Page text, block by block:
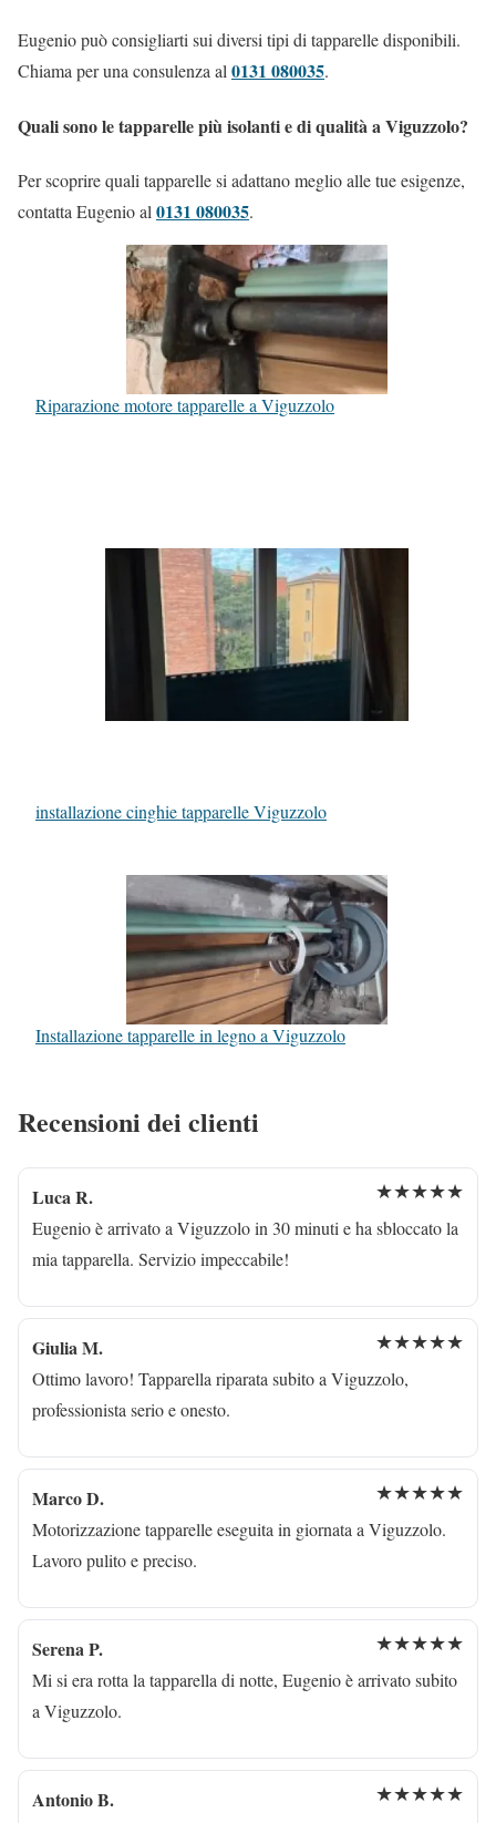
Eugenio può consigliarti sui diversi tipi di tapparelle disponibili.
Chiama per una consulenza al0131 080035.
Quali sono le tapparelle più isolanti e di qualità a Viguzzolo?
Per scoprire quali tapparelle si adattano meglio alle tue esigenze,
contatta Eugenio al 0131 080035.
Riparazione motore tapparelle a Viguzzolo
installazione cinghie tapparelle Viguzzolo
Installazione tapparelle in legno a Viguzzolo
Recensioni dei clienti
Luca R. ★★★★★
Eugenio è arrivato a Viguzzolo in 30 minuti e ha sbloccato la
mia tapparella. Servizio impeccabile!
Giulia M. ★★★★★
Ottimo lavoro! Tapparella riparata subito a Viguzzolo,
professionista serio e onesto.
Marco D. ★★★★★
Motorizzazione tapparelle eseguita in giornata a Viguzzolo.
Lavoro pulito e preciso.
Serena P. ★★★★★
Mi si era rotta la tapparella di notte, Eugenio è arrivato subito
a Viguzzolo.
Antonio B. ★★★★★